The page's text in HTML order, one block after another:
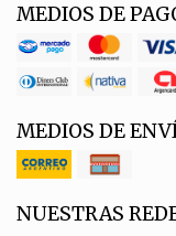
MEDIOS DE
MEDIOS DE
NUESTRAS